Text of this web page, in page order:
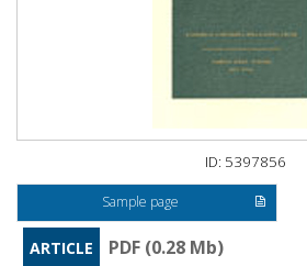
ID: 5397856
Sample page
ARTICLE
PDF (0.28 Mb)